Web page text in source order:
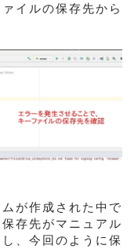
イルの保存先から
が作成された中で
存先がマニュアル
、今回のように保